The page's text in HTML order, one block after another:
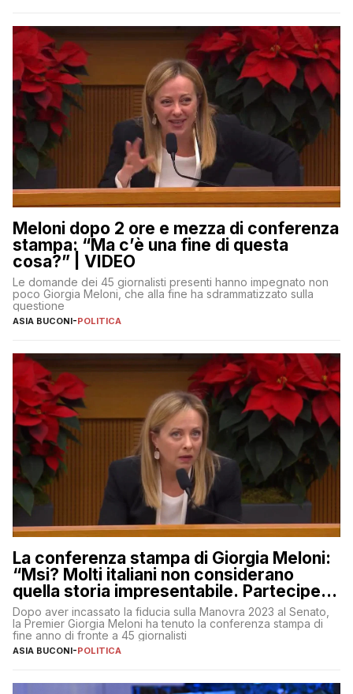
Meloni dopo 2 ore e mezza di conferenza
stampa: “Ma c’è una fine di questa
cosa?” | VIDEO
Le domande dei 45 giornalisti presenti hanno impegnato non
poco Giorgia Meloni, che alla fine ha sdrammatizzato sulla
questione
ASIA BUCONI-POLITICA
La conferenza stampa di Giorgia Meloni:
“Msi? Molti italiani non considerano
quella storia impresentabile. Parteciperò
al 25 aprile”
Dopo aver incassato la fiducia sulla Manovra 2023 al Senato,
la Premier Giorgia Meloni ha tenuto la conferenza stampa di
fine anno di fronte a 45 giornalisti
ASIA BUCONI-POLITICA